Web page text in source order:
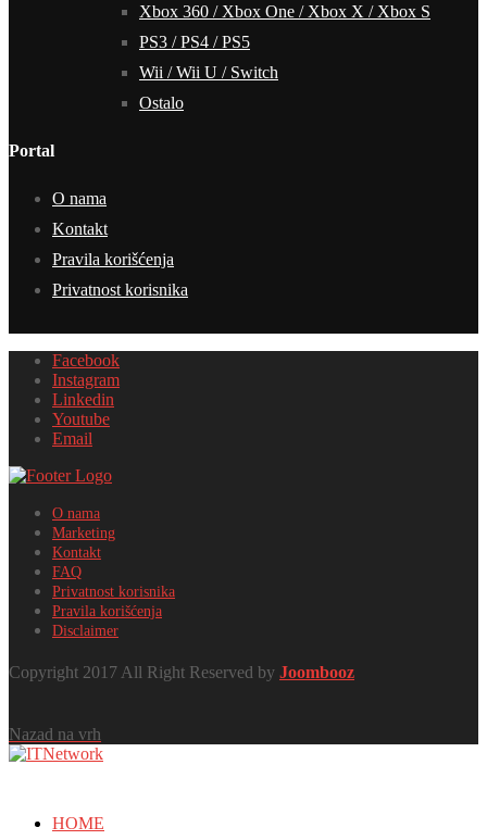
Xbox 360 / Xbox One / Xbox X / Xbox S
PS3 / PS4 / PS5
Wii / Wii U / Switch
Ostalo
Portal
O nama
Kontakt
Pravila korišćenja
Privatnost korisnika
Facebook
Instagram
Linkedin
Youtube
Email
O nama
Marketing
Kontakt
FAQ
Privatnost korisnika
Pravila korišćenja
Disclaimer
Copyright 2017 All Right Reserved by Joombooz
Nazad na vrh
HOME